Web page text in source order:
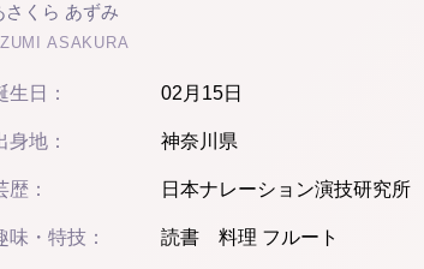
さくら あずみ
ASAKURA
生日： 02月15日
身地： 神奈川県
歴： 日本ナレーション演技研究所
味・特技： 読書 料理 フルート